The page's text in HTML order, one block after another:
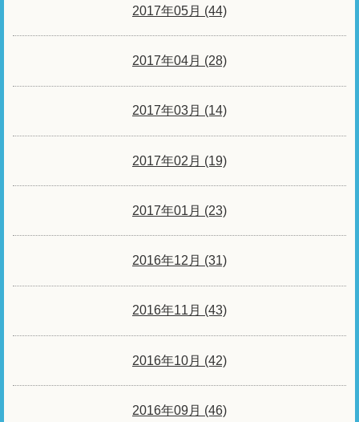
2017年05月 (44)
2017年04月 (28)
2017年03月 (14)
2017年02月 (19)
2017年01月 (23)
2016年12月 (31)
2016年11月 (43)
2016年10月 (42)
2016年09月 (46)